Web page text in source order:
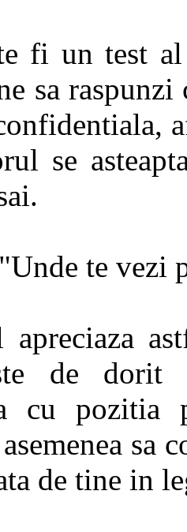
fi un test
sa
se
"Unde te vezi
apreciaza
de
cu pozitia
sa
de tine in